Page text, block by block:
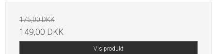
175,00 DKK
149,00 DKK
Vis produkt